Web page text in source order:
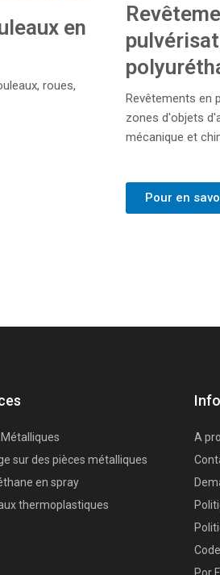
en
roues,
Revêtements en
zones d'objets
mécanique et
Pour en
sur des pièces métalliques
en spray
thermoplastiques
Info
A